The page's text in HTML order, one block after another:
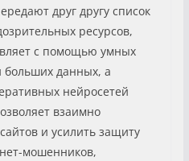
друг другу список
ресурсов,
с помощью умных
больших данных, а
нейросетей
взаимно
и усилить защиту
мошенников,